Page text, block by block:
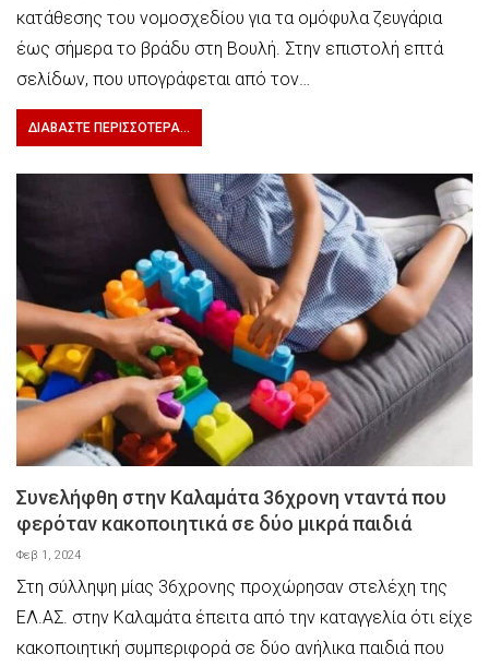
κατάθεσης του νομοσχεδίου για τα ομόφυλα ζευγάρια
έως σήμερα το βράδυ στη Βουλή. Στην επιστολή επτά
σελίδων, που υπογράφεται από τον…
ΔΙΑΒΆΣΤΕ ΠΕΡΙΣΣΌΤΕΡΑ...
Συνελήφθη στην Καλαμάτα 36χρονη νταντά που
φερόταν κακοποιητικά σε δύο μικρά παιδιά
Φεβ 1, 2024
Στη σύλληψη μίας 36χρονης προχώρησαν στελέχη της
ΕΛ.ΑΣ. στην Καλαμάτα έπειτα από την καταγγελία ότι είχε
κακοποιητική συμπεριφορά σε δύο ανήλικα παιδιά που